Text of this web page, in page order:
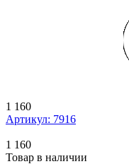
1 160
Артикул: 7916
1 160
Товар в наличии